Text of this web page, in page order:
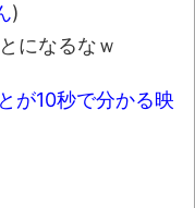
)
になるなｗ
が10秒で分かる映